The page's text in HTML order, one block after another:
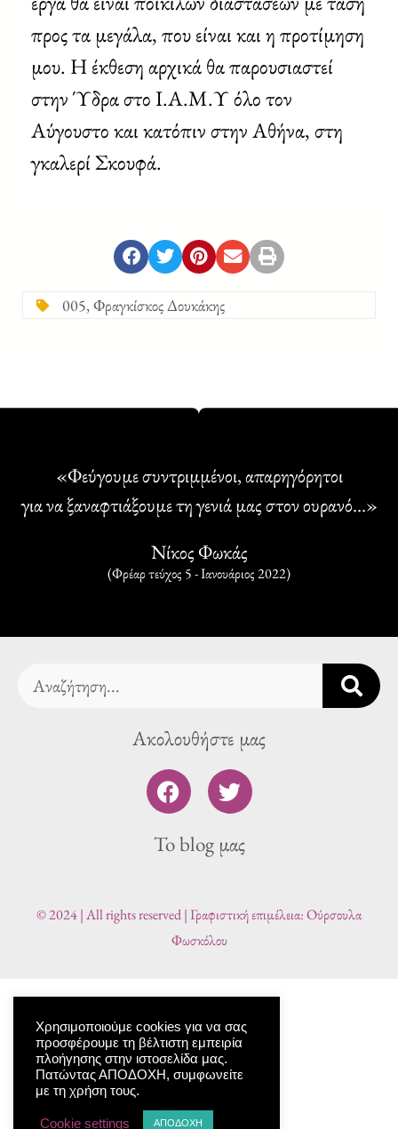
προς τα μεγάλα, που είναι και η προτίμηση
μου. Η έκθεση αρχικά θα παρουσιαστεί
στην Ύδρα στο Ι.Α.Μ.Υ όλο τον
Αύγουστο και κατόπιν στην Αθήνα, στη
γκαλερί Σκουφά.
005,Φραγκίσκος Δουκάκης
«Φεύγουμε συντριμμένοι, απαρηγόρητοι
για να ξαναφτιάξουμε τη γενιά μας στον ουρανό…»
Νίκος Φωκάς
(Φρέαρ τεύχος 5 - Ιανουάριος 2022)
Search
Ακολουθήστε μας
F
a
e
o
k
T
w
t
r
To blog μας
© 2024 | All rights reserved | Γραφιστική επιμέλεια: Ούρσουλα
Φωσκόλου
Χρησιμοποιούμε cookies για να σας
προσφέρουμε τη βέλτιστη εμπειρία
πλοήγησης στην ιστοσελίδα μας.
Πατώντας ΑΠΟΔΟΧΗ, συμφωνείτε
με τη χρήση τους.
Cookie settings ΑΠΟΔΟΧΗ